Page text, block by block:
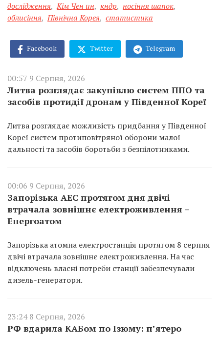
дослідження, Кім Чен ин, кндр, носіння шапок,
облисіння, Північна Корея, статистика
Facebook Twitter Telegram
00:57 9 Серпня, 2026
Литва розглядає закупівлю систем ППО та
засобів протидії дронам у Південної Кореї
Литва розглядає можливість придбання у Південної
Кореї систем протиповітряної оборони малої
дальності та засобів боротьби з безпілотниками.
00:06 9 Серпня, 2026
Запорізька АЕС протягом дня двічі
втрачала зовнішнє електроживлення –
Енергоатом
Запорізька атомна електростанція протягом 8 серпня
двічі втрачала зовнішнє електроживлення. На час
відключень власні потреби станції забезпечували
дизель-генератори.
23:24 8 Серпня, 2026
РФ вдарила КАБом по Ізюму: п’ятеро